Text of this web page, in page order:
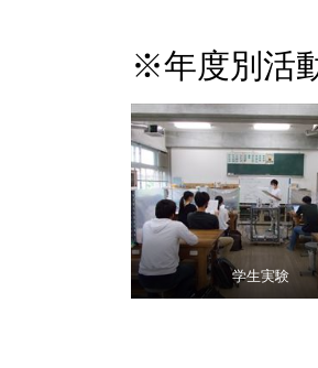
※年度別活
学生実験